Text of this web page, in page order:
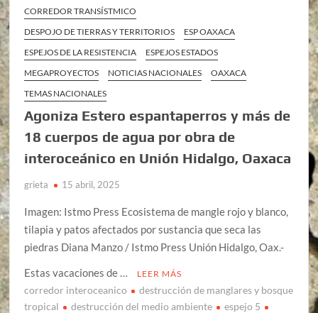
CORREDOR TRANSÍSTMICO
DESPOJO DE TIERRAS Y TERRITORIOS
ESP OAXACA
ESPEJOS DE LA RESISTENCIA
ESPEJOS ESTADOS
MEGAPROYECTOS
NOTICIAS NACIONALES
OAXACA
TEMAS NACIONALES
Agoniza Estero espantaperros y más de
18 cuerpos de agua por obra de
interoceánico en Unión Hidalgo, Oaxaca
grieta 15 abril, 2025
Imagen: Istmo Press Ecosistema de mangle rojo y blanco,
tilapia y patos afectados por sustancia que seca las
piedras Diana Manzo / Istmo Press Unión Hidalgo, Oax.-
Estas vacaciones de …
LEER MÁS
corredor interoceanico
destrucción de manglares y bosque
tropical
destrucción del medio ambiente
espejo 5